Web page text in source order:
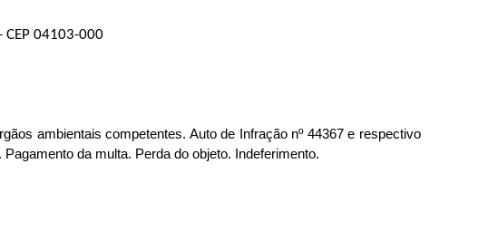
CEP 04103-000
ambientais competentes. Auto de Infração nº 44367 e respectivo
da multa. Perda do objeto. Indeferimento.